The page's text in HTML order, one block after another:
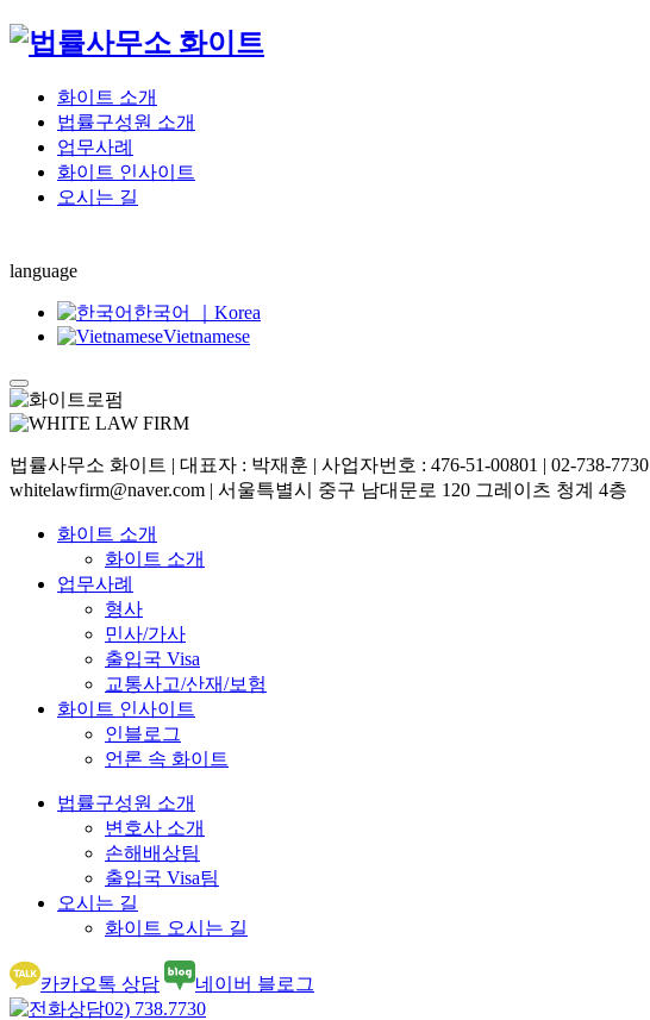
화이트 소개
법률구성원 소개
업무사례
화이트 인사이트
오시는 길
language
한국어 ｜Korea
Vietnamese
법률사무소 화이트 | 대표자 : 박재훈 | 사업자번호 : 476-51-00801 | 02-738-7730
whitelawfirm@naver.com | 서울특별시 중구 남대문로 120 그레이츠 청계 4층
화이트 소개
화이트 소개
업무사례
형사
민사/가사
출입국 Visa
교통사고/산재/보험
화이트 인사이트
인블로그
언론 속 화이트
법률구성원 소개
변호사 소개
손해배상팀
출입국 Visa팀
오시는 길
화이트 오시는 길
카카오톡 상담
네이버 블로그
02) 738.7730